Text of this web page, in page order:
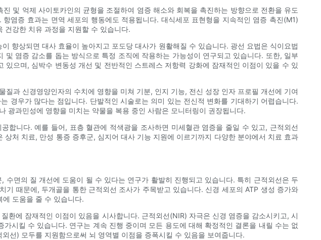
및 억제 사이토카인의 균형을 조절하여 염증 해소와 회복을 촉진하는 방향으로 전환을 유도
염증 효과는 면역 세포의 행동에도 적용됩니다. 대식세포 표현형을 지속적인 염증 촉진(M1)
건강한 치유 과정을 지원할 수 있습니다.
향상되면 대사 효율이 높아지고 포도당 대사가 원활해질 수 있습니다. 광선 요법은 식이요법
염증 감소를 돕는 방식으로 특정 조직에 작용하는 가능성이 연구되고 있습니다. 또한, 일부
으며, 심박수 변동성 개선 및 전반적인 스트레스 저항력 강화에 잠재적인 이점이 있을 수 있
과 신경영양인자의 수치에 영향을 미쳐 기분, 인지 기능, 전신 성장 인자 프로필 개선에 기여
경우가 많다는 점입니다. 단발적인 시술로는 의미 있는 전신적 변화를 기대하기 어렵습니다.
광과민성에 영향을 미치는 약물을 복용 중인 사람은 모니터링이 권장됩니다.
합니다. 예를 들어, 표층 혈관에 적색광을 조사하면 미세혈관 염증을 줄일 수 있고, 근적외선
처 치료, 만성 통증 증후군, 심지어 대사 기능 지원에 이르기까지 다양한 분야에서 치료 효과
면의 질 개선에 도움이 될 수 있다는 연구가 활발히 진행되고 있습니다. 특히 근적외선은 두
때문에, 두개골을 통한 근적외선 조사가 주목받고 있습니다. 신경 세포의 ATP 생성 증가와
도움을 줄 수 있습니다.
에 잠재적인 이점이 있음을 시사합니다. 근적외선(NIR) 자극은 신경 염증을 감소시키고, 시
시킬 수 있습니다. 연구는 계속 진행 중이며 모든 용도에 대해 확정적인 결론을 내릴 수는 없
선) 모두를 지원함으로써 뇌 영역별 이점을 증폭시킬 수 있음을 보여줍니다.